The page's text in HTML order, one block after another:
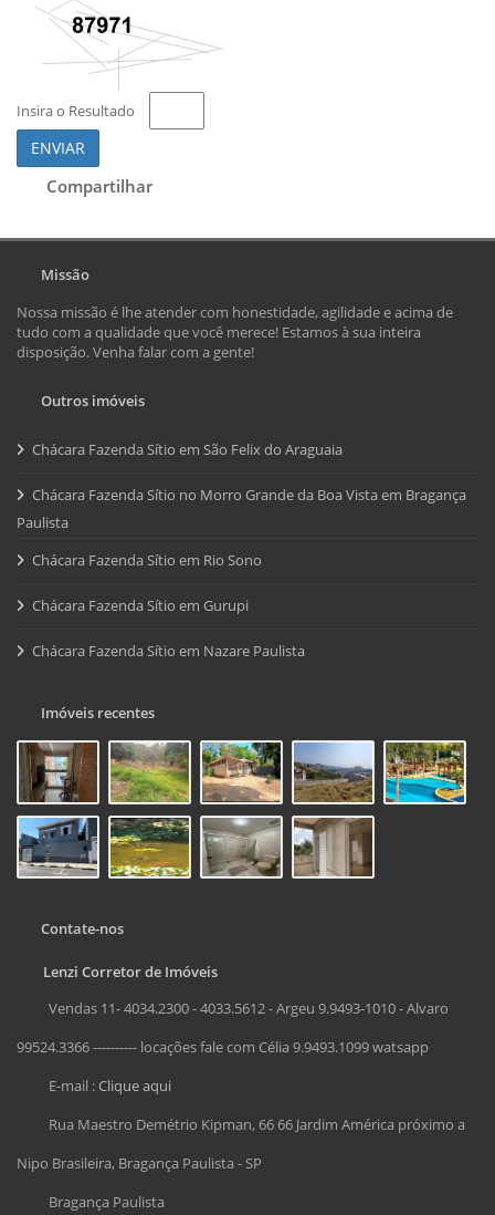
Insira o Resultado
ENVIAR
Compartilhar
Missão
Nossa missão é lhe atender com honestidade, agilidade e acima de
tudo com a qualidade que você merece! Estamos à sua inteira
disposição. Venha falar com a gente!
Outros imóveis
Chácara Fazenda Sítio em São Felix do Araguaia
Chácara Fazenda Sítio no Morro Grande da Boa Vista em Bragança
Paulista
Chácara Fazenda Sítio em Rio Sono
Chácara Fazenda Sítio em Gurupi
Chácara Fazenda Sítio em Nazare Paulista
Imóveis recentes
Contate-nos
Lenzi Corretor de Imóveis
Vendas 11- 4034.2300 - 4033.5612 - Argeu 9.9493-1010 - Alvaro
99524.3366 ---------- locações fale com Célia 9.9493.1099 watsapp
E-mail :Clique aqui
Rua Maestro Demétrio Kipman, 66 66 Jardim América próximo a
Nipo Brasileira, Bragança Paulista - SP
Bragança Paulista